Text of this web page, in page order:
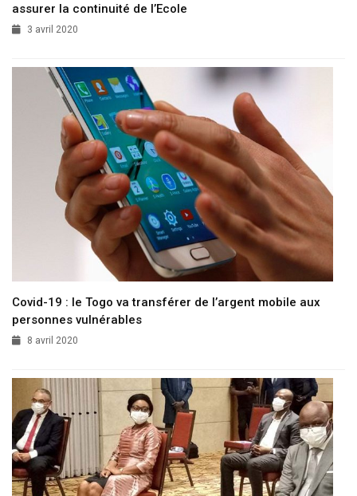
assurer la continuité de l’Ecole
3 avril 2020
Covid-19 : le Togo va transférer de l’argent mobile aux
personnes vulnérables
8 avril 2020